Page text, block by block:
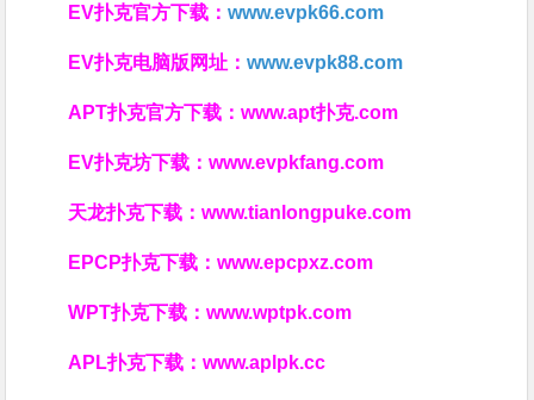
EV扑克官方下载：www.evpk66.com
EV扑克电脑版网址：www.evpk88.com
APT扑克官方下载：www.apt扑克.com
EV扑克坊下载：www.evpkfang.com
天龙扑克下载：www.tianlongpuke.com
EPCP扑克下载：www.epcpxz.com
WPT扑克下载：www.wptpk.com
APL扑克下载：www.aplpk.cc